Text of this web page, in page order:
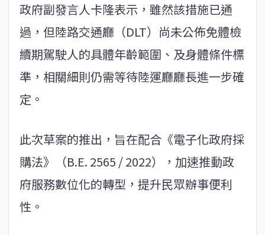
政府副發言人卡隆表示，雖然該措施已通
過，但陸路交通廳（DLT）尚未公佈免體檢
續期駕駛人的具體年齡範圍、及身體條件標
準，相關細則仍需等待陸運廳廳長進一步確
定。
此次草案的推出，旨在配合《電子化政府採
購法》（B.E. 2565 / 2022），加速推動政
府服務數位化的轉型，提升民眾辦事便利
性。